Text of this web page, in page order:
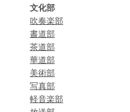
文化部
吹奏楽部
書道部
茶道部
華道部
美術部
写真部
軽音楽部